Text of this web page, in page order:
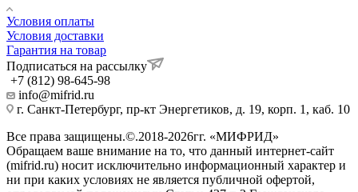
Условия оплаты
Условия доставки
Гарантия на товар
Подписаться на рассылку
+7 (812) 98-645-98
info@mifrid.ru
г. Санкт-Петербург, пр-кт Энергетиков, д. 19, корп. 1, каб. 10
Все права защищены.©.2018-2026гг. «МИФРИД»
Обращаем ваше внимание на то, что данный интернет-сайт
(mifrid.ru) носит исключительно информационный характер и
ни при каких условиях не является публичной офертой,